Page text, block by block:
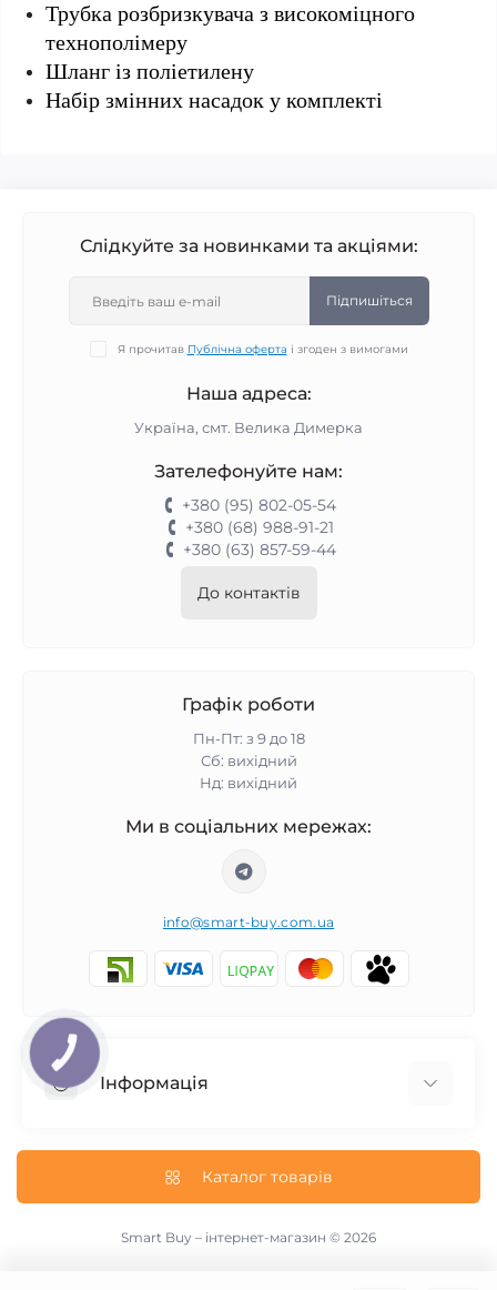
Трубка розбризкувача з високоміцного
технополімеру
Шланг із поліетилену
Набір змінних насадок у комплекті
Слідкуйте за новинками та акціями:
Підпишіться
Я прочитав Публічна оферта і згоден з вимогами
Наша адреса:
Україна, смт. Велика Димерка
Зателефонуйте нам:
+380 (95) 802-05-54
+380 (68) 988-91-21
+380 (63) 857-59-44
До контактів
Графік роботи
Пн-Пт: з 9 до 18
Сб: вихідний
Нд: вихідний
Ми в соціальних мережах:
info@smart-buy.com.ua
Інформація
Про нас
Інформація про доставку
Каталог товарів
Smart Buy – інтернет-магазин © 2026
КНОПКА
ЗВ'ЯЗКУ